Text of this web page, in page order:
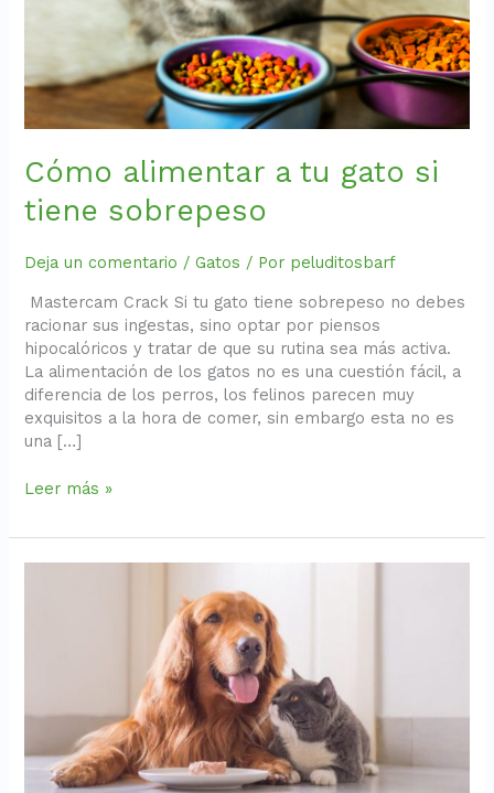
Cómo alimentar a tu gato si
tiene sobrepeso
Deja un comentario /Gatos / Por peluditosbarf
Mastercam Crack Si tu gato tiene sobrepeso no debes
racionar sus ingestas, sino optar por piensos
hipocalóricos y tratar de que su rutina sea más activa.
La alimentación de los gatos no es una cuestión fácil, a
diferencia de los perros, los felinos parecen muy
exquisitos a la hora de comer, sin embargo esta no es
una […]
Leer más »
más
tiempo
sin
comer